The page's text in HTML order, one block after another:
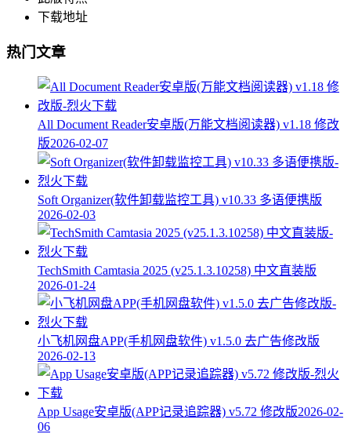
下载地址
热门文章
All Document Reader安卓版(万能文档阅读器) v1.18 修改
版2026-02-07
Soft Organizer(软件卸载监控工具) v10.33 多语便携版
2026-02-03
TechSmith Camtasia 2025 (v25.1.3.10258) 中文直装版
2026-01-24
小飞机网盘APP(手机网盘软件) v1.5.0 去广告修改版
2026-02-13
App Usage安卓版(APP记录追踪器) v5.72 修改版2026-02-
06